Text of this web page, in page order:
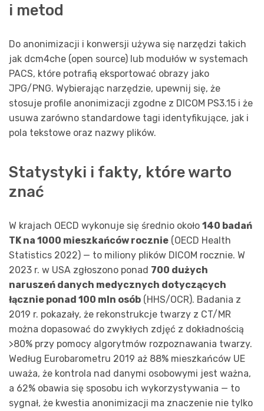
i metod
Do anonimizacji i konwersji używa się narzędzi takich
jak dcm4che (open source) lub modułów w systemach
PACS, które potrafią eksportować obrazy jako
JPG/PNG. Wybierając narzędzie, upewnij się, że
stosuje profile anonimizacji zgodne z DICOM PS3.15 i że
usuwa zarówno standardowe tagi identyfikujące, jak i
pola tekstowe oraz nazwy plików.
Statystyki i fakty, które warto
znać
W krajach OECD wykonuje się średnio około 140 badań
TK na 1000 mieszkańców rocznie (OECD Health
Statistics 2022) — to miliony plików DICOM rocznie. W
2023 r. w USA zgłoszono ponad 700 dużych
naruszeń danych medycznych dotyczących
łącznie ponad 100 mln osób (HHS/OCR). Badania z
2019 r. pokazały, że rekonstrukcje twarzy z CT/MR
można dopasować do zwykłych zdjęć z dokładnością
>80% przy pomocy algorytmów rozpoznawania twarzy.
Według Eurobarometru 2019 aż 88% mieszkańców UE
uważa, że kontrola nad danymi osobowymi jest ważna,
a 62% obawia się sposobu ich wykorzystywania — to
sygnał, że kwestia anonimizacji ma znaczenie nie tylko